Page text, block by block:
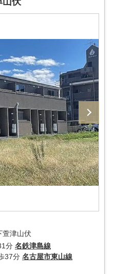
萱津山伏
分 名鉄津島線
37分 名古屋市東山線